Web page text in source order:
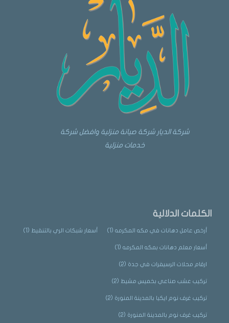
شركة الديار شركة صيانة منزلية وافضل شركة
خدمات منزلية
الكلمات الدلالية
أرخص عامل دهانات في مكه المكرمه(1) أسعار شبكات الري بالتنقيط (1)
أسعار معلم دهانات بمكه المكرمه(1)
ارقام محلات الرسيفرات في جدة (2)
تركيب عشب صناعي بخميس مشيط (2)
تركيب غرف نوم ايكيا بالمدينة المنورة (2)
تركيب غرف نوم بالمدينة المنورة (2)